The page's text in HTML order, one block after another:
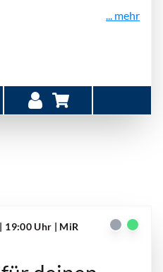
... mehr
19:00 Uhr | MiR